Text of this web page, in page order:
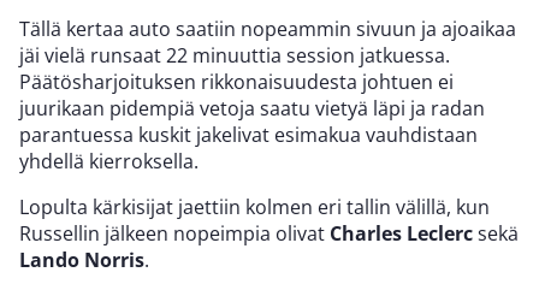
Tällä kertaa auto saatiin nopeammin sivuun ja ajoaikaa
jäi vielä runsaat 22 minuuttia session jatkuessa.
Päätösharjoituksen rikkonaisuudesta johtuen ei
juurikaan pidempiä vetoja saatu vietyä läpi ja radan
parantuessa kuskit jakelivat esimakua vauhdistaan
yhdellä kierroksella.
Lopulta kärkisijat jaettiin kolmen eri tallin välillä, kun
Russellin jälkeen nopeimpia olivat Charles Leclercsekä
Lando Norris.